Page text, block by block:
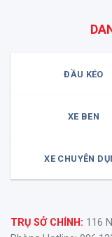
ĐẦU KÉO
XE BEN
XE CHUYÊN
TRỤ SỞ CHÍNH: 116